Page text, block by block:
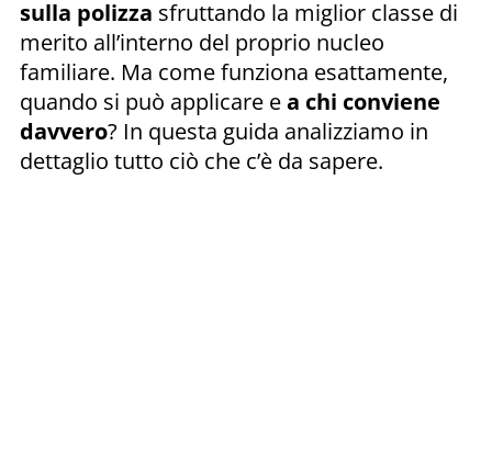
sulla polizza sfruttando la miglior classe di
merito all’interno del proprio nucleo
familiare. Ma come funziona esattamente,
quando si può applicare ea chi conviene
davvero? In questa guida analizziamo in
dettaglio tutto ciò che c’è da sapere.